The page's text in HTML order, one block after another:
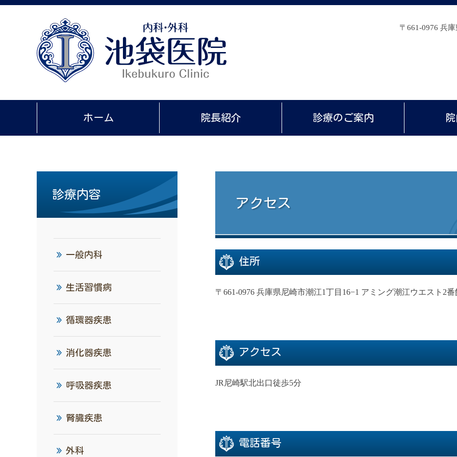
〒661-0976 兵
ホーム 院長紹介 診療のご案内
アクセス
住所
〒661-0976 兵庫県尼崎市潮江1丁目16−1 アミング潮江ウエスト2番
アクセス
JR尼崎駅北出口徒歩5分
電話番号
診療内容
一般内科
生活習慣病
循環器疾患
消化器疾患
呼吸器疾患
腎臓疾患
外科